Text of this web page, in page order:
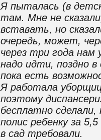
Я пыталась (в
там. Мне не
вставать, но
очередь, может,
через три года
надо идти, поздно
пока есть
Я работала
поэтому
бесплатно
полис ребенку за
в сад требовали.